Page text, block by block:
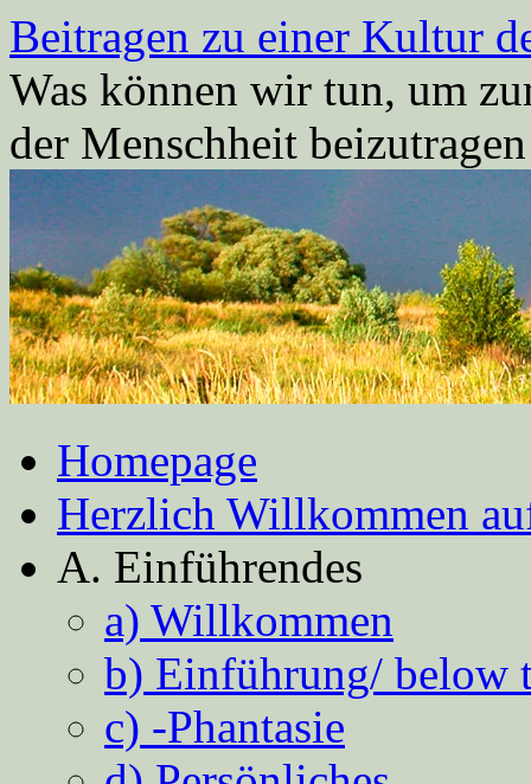
Zum
Inhalt
springen
Beitragen zu einer Kultur
Was können wir tun, um
der Menschheit
Homepage
Herzlich Willkommen
A. Einführendes
a) Willkommen
b) Einführung/ below
c) -Phantasie